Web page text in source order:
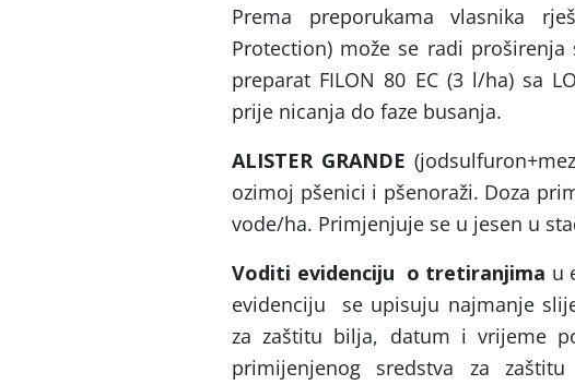
Prema preporukama vlasnika
Protection) može se radi
preparat FILON 80 EC (3 l/ha) sa
prije nicanja do faze busanja.
ALISTER GRANDE
ozimoj pšenici i pšenoraži. Doza
vode/ha. Primjenjuje se u jesen u
Voditi evidenciju o tretiranjima u
evidenciju se upisuju najmanje
za zaštitu bilja, datum i vrijeme
primijenjenog sredstva za